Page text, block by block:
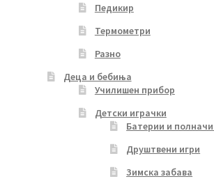
Педикир
Термометри
Разно
Деца и бебиња
Училишен прибор
Детски играчки
Батерии и
Друштвени игри
Зимска забава